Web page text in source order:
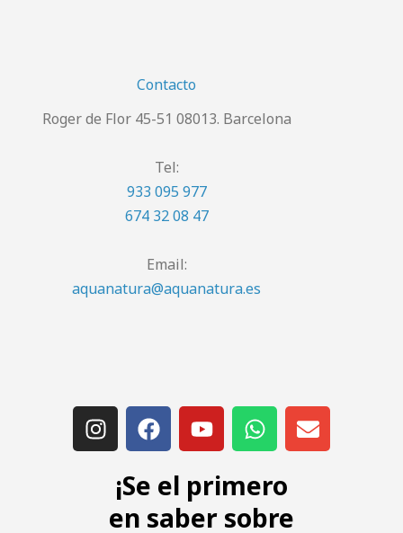
Contacto
Roger de Flor 45-51 08013. Barcelona
Tel:
933 095 977
674 32 08 47
Email:
aquanatura@aquanatura.es
¡Se el primero
en saber sobre